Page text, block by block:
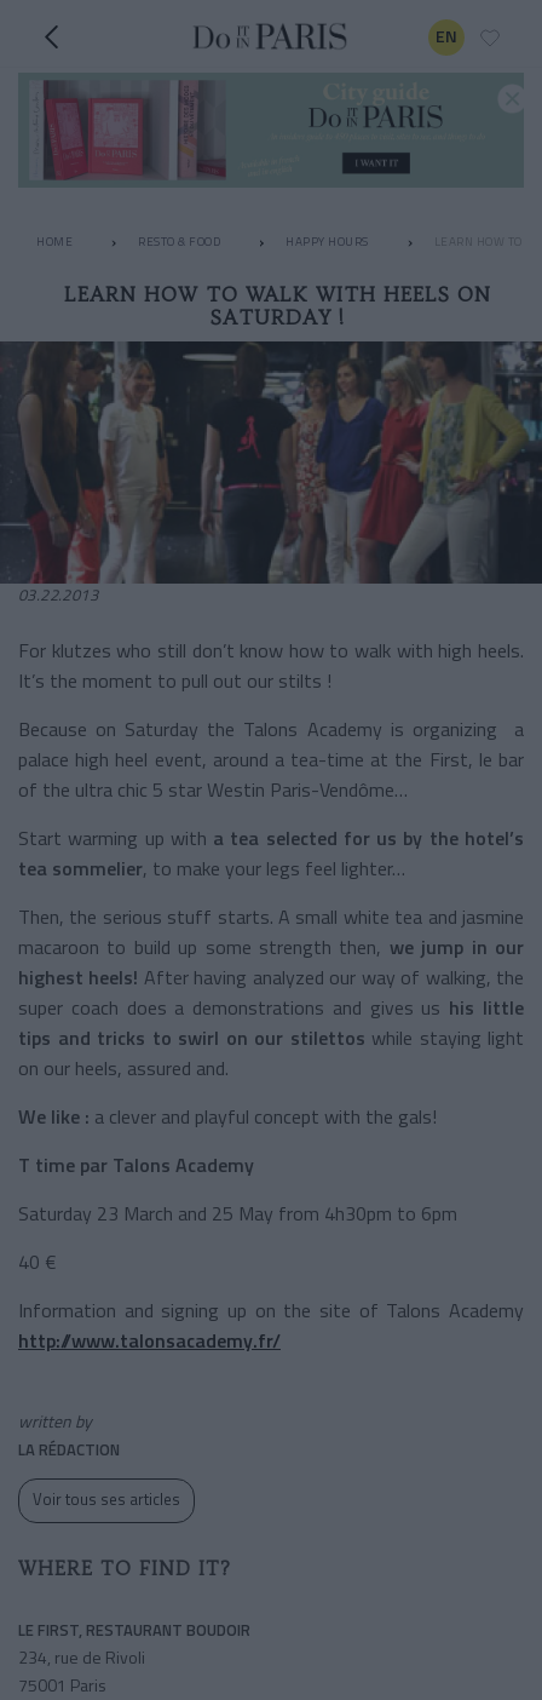
EN
HOME RESTO & FOOD HAPPY HOURS LEARN HOW TO
LEARN HOW TO WALK WITH HEELS ON
SATURDAY !
03.22.2013
For klutzes who still don’t know how to walk with high heels.
It’s the moment to pull out our stilts !
Because on Saturday the Talons Academy is organizing a
palace high heel event, around a tea-time at the First, le bar
of the ultra chic 5 star Westin Paris-Vendôme…
Start warming up with a tea selected for us by the hotel’s
tea sommelier, to make your legs feel lighter…
Then, the serious stuff starts. A small white tea and jasmine
macaroon to build up some strength then, we jump in our
highest heels! After having analyzed our way of walking, the
super coach does a demonstrations and gives us his little
tips and tricks to swirl on our stilettos while staying light
on our heels, assured and.
We like : a clever and playful concept with the gals!
T time par Talons Academy
Saturday 23 March and 25 May from 4h30pm to 6pm
40 €
Information and signing up on the site of Talons Academy
http://www.talonsacademy.fr/
written by
LA RÉDACTION
Voir tous ses articles
WHERE TO FIND IT?
LE FIRST, RESTAURANT BOUDOIR
234, rue de Rivoli
75001 Paris